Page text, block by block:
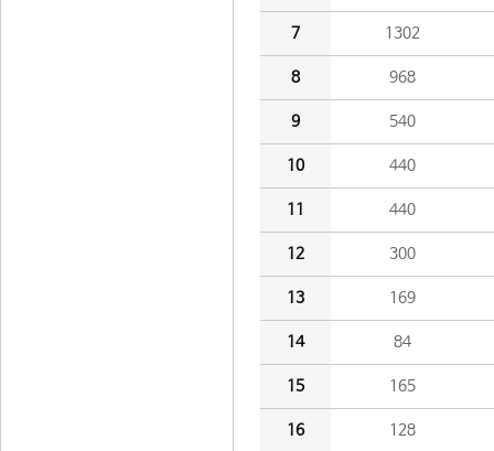
7 1302
8 968
9 540
10 440
11 440
12 300
13 169
14 84
15 165
16 128